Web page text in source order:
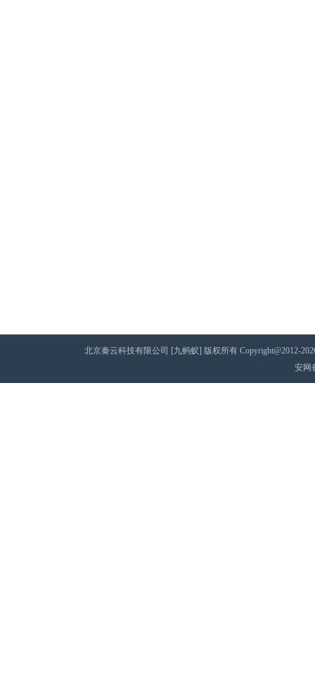
北京秦云科技有限公司 [九蚂蚁] 版权所有 Copyright@2012-
安网